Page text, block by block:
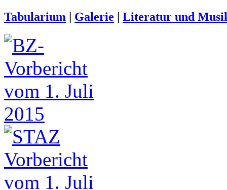
Tabularium | Galerie | Literatur und